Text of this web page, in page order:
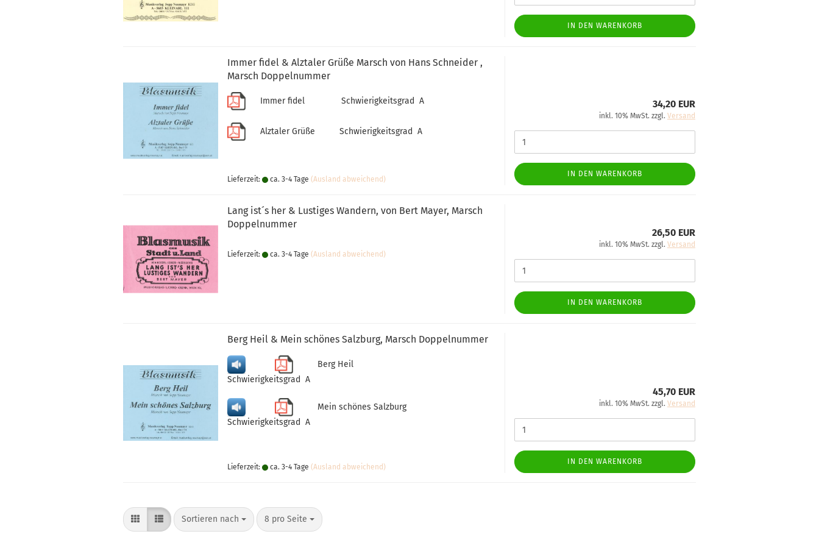
IN DEN WARENKORB
Immer fidel & Alztaler Grüße Marsch von Hans Schneider ,
Marsch Doppelnummer
Immer fidel Schwierigkeitsgrad A
Alztaler Grüße Schwierigkeitsgrad A
Lieferzeit: ca. 3-4 Tage (Ausland abweichend)
34,20 EUR
inkl. 10% MwSt. zzgl. Versand
IN DEN WARENKORB
Lang ist´s her & Lustiges Wandern, von Bert Mayer, Marsch
Doppelnummer
Lieferzeit: ca. 3-4 Tage (Ausland abweichend)
26,50 EUR
inkl. 10% MwSt. zzgl. Versand
IN DEN WARENKORB
Berg Heil & Mein schönes Salzburg, Marsch Doppelnummer
Berg Heil
Schwierigkeitsgrad A
Mein schönes Salzburg
Schwierigkeitsgrad A
Lieferzeit: ca. 3-4 Tage (Ausland abweichend)
45,70 EUR
inkl. 10% MwSt. zzgl. Versand
IN DEN WARENKORB
Sortieren nach
Sortieren nach 8 pro Seite
pro Seite